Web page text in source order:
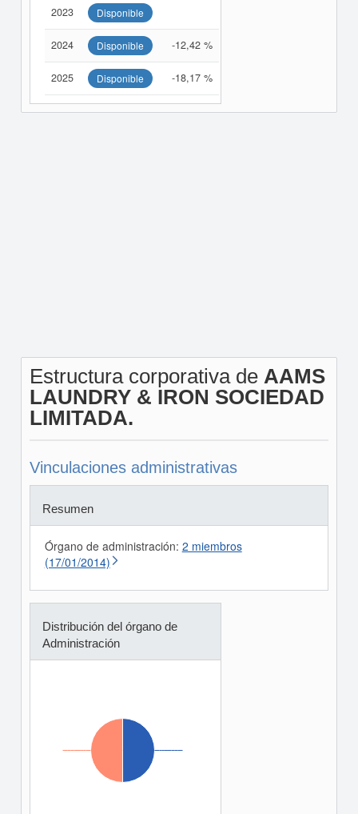
2023 Disponible
2024 Disponible -12,42 %
2025 Disponible -18,17 %
Estructura corporativa de AAMS
LAUNDRY & IRON SOCIEDAD
LIMITADA.
Vinculaciones administrativas
Resumen
Órgano de administración: 2 miembros
(17/01/2014)
Distribución del órgano de
Administración